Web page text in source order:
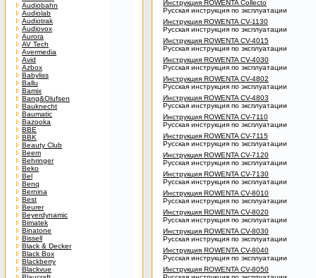
Audiobahn
Audiolab
Audiotrak
Audiovox
Aurora
AV Tech
Avermedia
Avid
Azbox
Babyliss
Ballu
Bamix
Bang&Olufsen
Bauknecht
Baumatic
Bazooka
BBE
BBK
Beauty Club
Beem
Behringer
Beko
Bel
Benq
Bernina
Best
Beurer
Beyerdynamic
Bimatek
Binatone
Bissell
Black & Decker
Black Box
Blackberry
Blackvue
Инструкция ROWENTA Collecto
Русская инструкция по эксплуатации
Инструкция ROWENTA CV-1130
Русская инструкция по эксплуатации
Инструкция ROWENTA CV-4015
Русская инструкция по эксплуатации
Инструкция ROWENTA CV-4030
Русская инструкция по эксплуатации
Инструкция ROWENTA CV-4802
Русская инструкция по эксплуатации
Инструкция ROWENTA CV-4803
Русская инструкция по эксплуатации
Инструкция ROWENTA CV-7110
Русская инструкция по эксплуатации
Инструкция ROWENTA CV-7115
Русская инструкция по эксплуатации
Инструкция ROWENTA CV-7120
Русская инструкция по эксплуатации
Инструкция ROWENTA CV-7130
Русская инструкция по эксплуатации
Инструкция ROWENTA CV-8010
Русская инструкция по эксплуатации
Инструкция ROWENTA CV-8020
Русская инструкция по эксплуатации
Инструкция ROWENTA CV-8030
Русская инструкция по эксплуатации
Инструкция ROWENTA CV-8040
Русская инструкция по эксплуатации
Инструкция ROWENTA CV-8050